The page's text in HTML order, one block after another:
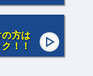
方は
！！